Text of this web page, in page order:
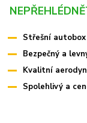
Střešní
Bezpečný a
Kvalitní
Spolehlivý a